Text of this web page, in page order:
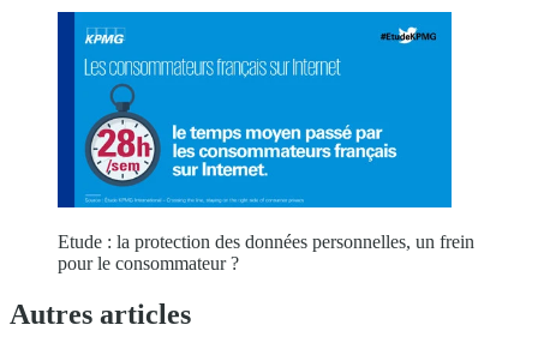
Etude : la protection des données personnelles, un frein
pour le consommateur ?
Autres articles